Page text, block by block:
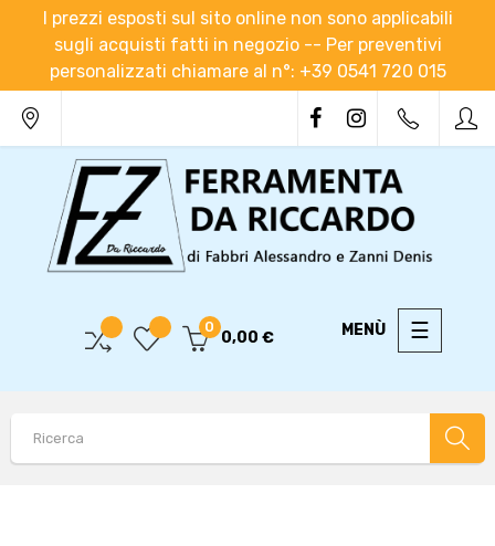
I prezzi esposti sul sito online non sono applicabili
sugli acquisti fatti in negozio -- Per preventivi
personalizzati chiamare al n°: +39 0541 720 015
Toggle
☰
0
0,00 €